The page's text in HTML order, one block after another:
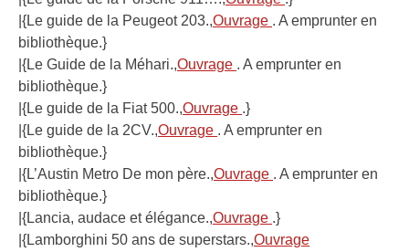
|{Le guide de la Peugeot 203.,Ouvrage . A emprunter en
bibliothèque.}
|{Le Guide de la Méhari.,Ouvrage . A emprunter en
bibliothèque.}
|{Le guide de la Fiat 500.,Ouvrage .}
|{Le guide de la 2CV.,Ouvrage . A emprunter en
bibliothèque.}
|{L’Austin Metro De mon père.,Ouvrage . A emprunter en
bibliothèque.}
|{Lancia, audace et élégance.,Ouvrage .}
|{Lamborghini 50 ans de superstars.,Ouvrage